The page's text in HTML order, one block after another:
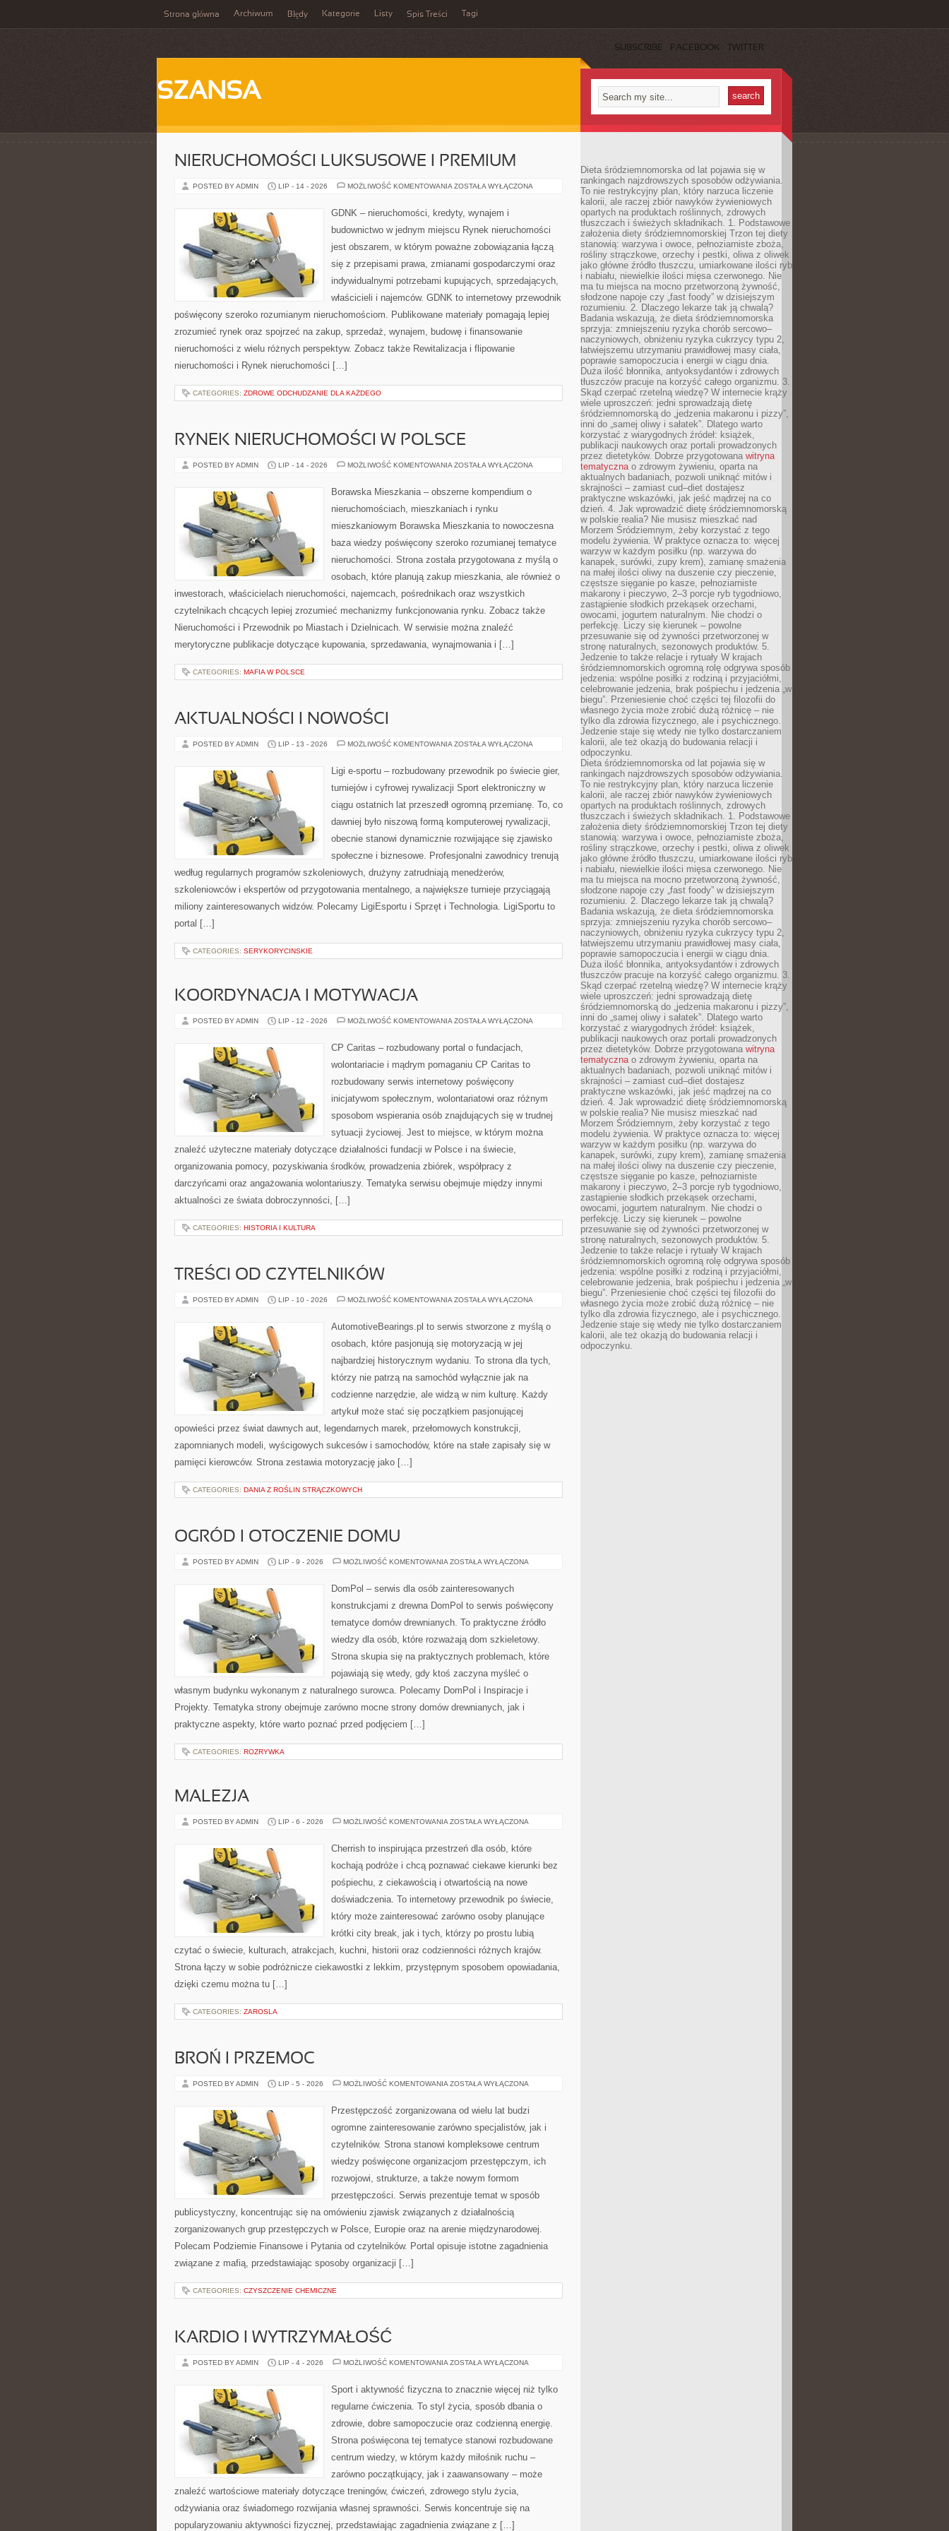
Strona główna Archiwum Błędy Kategorie Listy Spis Treści Tagi
SUBSCRIBE FACEBOOK TWITTER
SZANSA
NIERUCHOMOŚCI LUKSUSOWE I PREMIUM
POSTED BY ADMIN LIP - 14 - 2026 MOŻLIWOŚĆ KOMENTOWANIA NIERUCHOMOŚCI
PREMIUM
ZOSTAŁA WYŁĄCZONA
GDNK – nieruchomości, kredyty, wynajem i
budownictwo w jednym miejscu Rynek nieruchomości
jest obszarem, w którym poważne zobowiązania łączą
się z przepisami prawa, zmianami gospodarczymi oraz
indywidualnymi potrzebami kupujących, sprzedających,
właścicieli i najemców. GDNK to internetowy przewodnik
poświęcony szeroko rozumianym nieruchomościom. Publikowane materiały pomagają lepiej
zrozumieć rynek oraz spojrzeć na zakup, sprzedaż, wynajem, budowę i finansowanie
nieruchomości z wielu różnych perspektyw. Zobacz także Rewitalizacja i flipowanie
nieruchomości i Rynek nieruchomości […]
CATEGORIES: ZDROWE ODCHUDZANIE DLA KAŻDEGO
RYNEK NIERUCHOMOŚCI W POLSCE
POSTED BY ADMIN LIP - 14 - 2026 MOŻLIWOŚĆ KOMENTOWANIA RYNEK
POLSCE
ZOSTAŁA WYŁĄCZONA
Borawska Mieszkania – obszerne kompendium o
nieruchomościach, mieszkaniach i rynku
mieszkaniowym Borawska Mieszkania to nowoczesna
baza wiedzy poświęcony szeroko rozumianej tematyce
nieruchomości. Strona została przygotowana z myślą o
osobach, które planują zakup mieszkania, ale również o
inwestorach, właścicielach nieruchomości, najemcach, pośrednikach oraz wszystkich
czytelnikach chcących lepiej zrozumieć mechanizmy funkcjonowania rynku. Zobacz także
Nieruchomości i Przewodnik po Miastach i Dzielnicach. W serwisie można znaleźć
merytoryczne publikacje dotyczące kupowania, sprzedawania, wynajmowania i […]
CATEGORIES: MAFIA W POLSCE
AKTUALNOŚCI I NOWOŚCI
POSTED BY ADMIN LIP - 13 - 2026 MOŻLIWOŚĆ KOMENTOWANIA AKTUALNOŚCI
ZOSTAŁA WYŁĄCZONA
Ligi e-sportu – rozbudowany przewodnik po świecie gier,
turniejów i cyfrowej rywalizacji Sport elektroniczny w
ciągu ostatnich lat przeszedł ogromną przemianę. To, co
dawniej było niszową formą komputerowej rywalizacji,
obecnie stanowi dynamicznie rozwijające się zjawisko
społeczne i biznesowe. Profesjonalni zawodnicy trenują
według regularnych programów szkoleniowych, drużyny zatrudniają menedżerów,
szkoleniowców i ekspertów od przygotowania mentalnego, a największe turnieje przyciągają
miliony zainteresowanych widzów. Polecamy LigiEsportu i Sprzęt i Technologia. LigiSportu to
portal […]
CATEGORIES: SERYKORYCINSKIE
KOORDYNACJA I MOTYWACJA
POSTED BY ADMIN LIP - 12 - 2026 MOŻLIWOŚĆ KOMENTOWANIA KOORDYNACJA
ZOSTAŁA WYŁĄCZONA
CP Caritas – rozbudowany portal o fundacjach,
wolontariacie i mądrym pomaganiu CP Caritas to
rozbudowany serwis internetowy poświęcony
inicjatywom społecznym, wolontariatowi oraz różnym
sposobom wspierania osób znajdujących się w trudnej
sytuacji życiowej. Jest to miejsce, w którym można
znaleźć użyteczne materiały dotyczące działalności fundacji w Polsce i na świecie,
organizowania pomocy, pozyskiwania środków, prowadzenia zbiórek, współpracy z
darczyńcami oraz angażowania wolontariuszy. Tematyka serwisu obejmuje między innymi
aktualności ze świata dobroczynności, […]
CATEGORIES: HISTORIA I KULTURA
TREŚCI OD CZYTELNIKÓW
POSTED BY ADMIN LIP - 10 - 2026 MOŻLIWOŚĆ KOMENTOWANIA TREŚCI
ZOSTAŁA WYŁĄCZONA
AutomotiveBearings.pl to serwis stworzone z myślą o
osobach, które pasjonują się motoryzacją w jej
najbardziej historycznym wydaniu. To strona dla tych,
którzy nie patrzą na samochód wyłącznie jak na
codzienne narzędzie, ale widzą w nim kulturę. Każdy
artykuł może stać się początkiem pasjonującej
opowieści przez świat dawnych aut, legendarnych marek, przełomowych konstrukcji,
zapomnianych modeli, wyścigowych sukcesów i samochodów, które na stałe zapisały się w
pamięci kierowców. Strona zestawia motoryzację jako […]
CATEGORIES: DANIA Z ROŚLIN STRĄCZKOWYCH
OGRÓD I OTOCZENIE DOMU
POSTED BY ADMIN LIP - 9 - 2026 MOŻLIWOŚĆ KOMENTOWANIA OGRÓD
DOMU
ZOSTAŁA WYŁĄCZONA
DomPol – serwis dla osób zainteresowanych
konstrukcjami z drewna DomPol to serwis poświęcony
tematyce domów drewnianych. To praktyczne źródło
wiedzy dla osób, które rozważają dom szkieletowy.
Strona skupia się na praktycznych problemach, które
pojawiają się wtedy, gdy ktoś zaczyna myśleć o
własnym budynku wykonanym z naturalnego surowca. Polecamy DomPol i Inspiracje i
Projekty. Tematyka strony obejmuje zarówno mocne strony domów drewnianych, jak i
praktyczne aspekty, które warto poznać przed podjęciem […]
CATEGORIES: ROZRYWKA
MALEZJA
POSTED BY ADMIN LIP - 6 - 2026 MOŻLIWOŚĆ KOMENTOWANIA MALEZJA
ZOSTAŁA WYŁĄCZONA
Cherrish to inspirująca przestrzeń dla osób, które
kochają podróże i chcą poznawać ciekawe kierunki bez
pośpiechu, z ciekawością i otwartością na nowe
doświadczenia. To internetowy przewodnik po świecie,
który może zainteresować zarówno osoby planujące
krótki city break, jak i tych, którzy po prostu lubią
czytać o świecie, kulturach, atrakcjach, kuchni, historii oraz codzienności różnych krajów.
Strona łączy w sobie podróżnicze ciekawostki z lekkim, przystępnym sposobem opowiadania,
dzięki czemu można tu […]
CATEGORIES: ZAROSLA
BROŃ I PRZEMOC
POSTED BY ADMIN LIP - 5 - 2026 MOŻLIWOŚĆ KOMENTOWANIA BROŃ
ZOSTAŁA WYŁĄCZONA
Przestępczość zorganizowana od wielu lat budzi
ogromne zainteresowanie zarówno specjalistów, jak i
czytelników. Strona stanowi kompleksowe centrum
wiedzy poświęcone organizacjom przestępczym, ich
rozwojowi, strukturze, a także nowym formom
przestępczości. Serwis prezentuje temat w sposób
publicystyczny, koncentrując się na omówieniu zjawisk związanych z działalnością
zorganizowanych grup przestępczych w Polsce, Europie oraz na arenie międzynarodowej.
Polecam Podziemie Finansowe i Pytania od czytelników. Portal opisuje istotne zagadnienia
związane z mafią, przedstawiając sposoby organizacji […]
CATEGORIES: CZYSZCZENIE CHEMICZNE
KARDIO I WYTRZYMAŁOŚĆ
POSTED BY ADMIN LIP - 4 - 2026 MOŻLIWOŚĆ KOMENTOWANIA KARDIO
ZOSTAŁA WYŁĄCZONA
Sport i aktywność fizyczna to znacznie więcej niż tylko
regularne ćwiczenia. To styl życia, sposób dbania o
zdrowie, dobre samopoczucie oraz codzienną energię.
Strona poświęcona tej tematyce stanowi rozbudowane
centrum wiedzy, w którym każdy miłośnik ruchu –
zarówno początkujący, jak i zaawansowany – może
znaleźć wartościowe materiały dotyczące treningów, ćwiczeń, zdrowego stylu życia,
odżywiania oraz świadomego rozwijania własnej sprawności. Serwis koncentruje się na
popularyzowaniu aktywności fizycznej, przedstawiając zagadnienia związane z […]
Dieta śródziemnomorska od lat pojawia się w
rankingach najzdrowszych sposobów odżywiania.
To nie restrykcyjny plan, który narzuca liczenie
kalorii, ale raczej zbiór nawyków żywieniowych
opartych na produktach roślinnych, zdrowych
tłuszczach i świeżych składnikach. 1. Podstawowe
założenia diety śródziemnomorskiej Trzon tej diety
stanowią: warzywa i owoce, pełnoziarniste zboża,
rośliny strączkowe, orzechy i pestki, oliwa z oliwek
jako główne źródło tłuszczu, umiarkowane ilości ryb
i nabiału, niewielkie ilości mięsa czerwonego. Nie
ma tu miejsca na mocno przetworzoną żywność,
słodzone napoje czy „fast foody” w dzisiejszym
rozumieniu. 2. Dlaczego lekarze tak ją chwalą?
Badania wskazują, że dieta śródziemnomorska
sprzyja: zmniejszeniu ryzyka chorób sercowo–
naczyniowych, obniżeniu ryzyka cukrzycy typu 2,
łatwiejszemu utrzymaniu prawidłowej masy ciała,
poprawie samopoczucia i energii w ciągu dnia.
Duża ilość błonnika, antyoksydantów i zdrowych
tłuszczów pracuje na korzyść całego organizmu. 3.
Skąd czerpać rzetelną wiedzę? W internecie krąży
wiele uproszczeń: jedni sprowadzają dietę
śródziemnomorską do „jedzenia makaronu i pizzy”,
inni do „samej oliwy i sałatek”. Dlatego warto
korzystać z wiarygodnych źródeł: książek,
publikacji naukowych oraz portali prowadzonych
przez dietetyków. Dobrze przygotowana witryna
tematycznao zdrowym żywieniu, oparta na
aktualnych badaniach, pozwoli uniknąć mitów i
skrajności – zamiast cud–diet dostajesz
praktyczne wskazówki, jak jeść mądrzej na co
dzień. 4. Jak wprowadzić dietę śródziemnomorską
w polskie realia? Nie musisz mieszkać nad
Morzem Śródziemnym, żeby korzystać z tego
modelu żywienia. W praktyce oznacza to: więcej
warzyw w każdym posiłku (np. warzywa do
kanapek, surówki, zupy krem), zamianę smażenia
na małej ilości oliwy na duszenie czy pieczenie,
częstsze sięganie po kasze, pełnoziarniste
makarony i pieczywo, 2–3 porcje ryb tygodniowo,
zastąpienie słodkich przekąsek orzechami,
owocami, jogurtem naturalnym. Nie chodzi o
perfekcję. Liczy się kierunek – powolne
przesuwanie się od żywności przetworzonej w
stronę naturalnych, sezonowych produktów. 5.
Jedzenie to także relacje i rytuały W krajach
śródziemnomorskich ogromną rolę odgrywa sposób
jedzenia: wspólne posiłki z rodziną i przyjaciółmi,
celebrowanie jedzenia, brak pośpiechu i jedzenia „w
biegu”. Przeniesienie choć części tej filozofii do
własnego życia może zrobić dużą różnicę – nie
tylko dla zdrowia fizycznego, ale i psychicznego.
Jedzenie staje się wtedy nie tylko dostarczaniem
kalorii, ale też okazją do budowania relacji i
odpoczynku.
Dieta śródziemnomorska od lat pojawia się w
rankingach najzdrowszych sposobów odżywiania.
To nie restrykcyjny plan, który narzuca liczenie
kalorii, ale raczej zbiór nawyków żywieniowych
opartych na produktach roślinnych, zdrowych
tłuszczach i świeżych składnikach. 1. Podstawowe
założenia diety śródziemnomorskiej Trzon tej diety
stanowią: warzywa i owoce, pełnoziarniste zboża,
rośliny strączkowe, orzechy i pestki, oliwa z oliwek
jako główne źródło tłuszczu, umiarkowane ilości ryb
i nabiału, niewielkie ilości mięsa czerwonego. Nie
ma tu miejsca na mocno przetworzoną żywność,
słodzone napoje czy „fast foody” w dzisiejszym
rozumieniu. 2. Dlaczego lekarze tak ją chwalą?
Badania wskazują, że dieta śródziemnomorska
sprzyja: zmniejszeniu ryzyka chorób sercowo–
naczyniowych, obniżeniu ryzyka cukrzycy typu 2,
łatwiejszemu utrzymaniu prawidłowej masy ciała,
poprawie samopoczucia i energii w ciągu dnia.
Duża ilość błonnika, antyoksydantów i zdrowych
tłuszczów pracuje na korzyść całego organizmu. 3.
Skąd czerpać rzetelną wiedzę? W internecie krąży
wiele uproszczeń: jedni sprowadzają dietę
śródziemnomorską do „jedzenia makaronu i pizzy”,
inni do „samej oliwy i sałatek”. Dlatego warto
korzystać z wiarygodnych źródeł: książek,
publikacji naukowych oraz portali prowadzonych
przez dietetyków. Dobrze przygotowana witryna
tematycznao zdrowym żywieniu, oparta na
aktualnych badaniach, pozwoli uniknąć mitów i
skrajności – zamiast cud–diet dostajesz
praktyczne wskazówki, jak jeść mądrzej na co
dzień. 4. Jak wprowadzić dietę śródziemnomorską
w polskie realia? Nie musisz mieszkać nad
Morzem Śródziemnym, żeby korzystać z tego
modelu żywienia. W praktyce oznacza to: więcej
warzyw w każdym posiłku (np. warzywa do
kanapek, surówki, zupy krem), zamianę smażenia
na małej ilości oliwy na duszenie czy pieczenie,
częstsze sięganie po kasze, pełnoziarniste
makarony i pieczywo, 2–3 porcje ryb tygodniowo,
zastąpienie słodkich przekąsek orzechami,
owocami, jogurtem naturalnym. Nie chodzi o
perfekcję. Liczy się kierunek – powolne
przesuwanie się od żywności przetworzonej w
stronę naturalnych, sezonowych produktów. 5.
Jedzenie to także relacje i rytuały W krajach
śródziemnomorskich ogromną rolę odgrywa sposób
jedzenia: wspólne posiłki z rodziną i przyjaciółmi,
celebrowanie jedzenia, brak pośpiechu i jedzenia „w
biegu”. Przeniesienie choć części tej filozofii do
własnego życia może zrobić dużą różnicę – nie
tylko dla zdrowia fizycznego, ale i psychicznego.
Jedzenie staje się wtedy nie tylko dostarczaniem
kalorii, ale też okazją do budowania relacji i
odpoczynku.